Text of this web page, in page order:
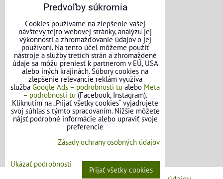
KONTAKTNÉ ÚDAJE
O nás
Kontakt
Požičovňa náradia
Názory našich zákazníkov
Mapa stránok
SLEDUJTE NÁS
Facebook
Predvoľby súkromia
Cookies používame na zlepšenie vašej
návštevy tejto webovej stránky, analýzu jej
výkonnosti a zhromažďovanie údajov o jej
používaní. Na tento účel môžeme použiť
nástroje a služby tretích strán a zhromaždené
údaje sa môžu preniesť k partnerom v EÚ, USA
alebo iných krajinách. Súbory cookies na
zlepšenie relevancie reklám využíva
služba Google Ads – podrobnosti tu alebo Meta
– podrobnosti tu (Facebook, Instagram).
Kliknutím na „Prijať všetky cookies“ vyjadrujete
svoj súhlas s týmto spracovaním. Nižšie môžete
nájsť podrobné informácie alebo upraviť svoje
preferencie
Zásady ochrany osobných údajov
Ukázať podrobnosti
Prijať všetky cookies